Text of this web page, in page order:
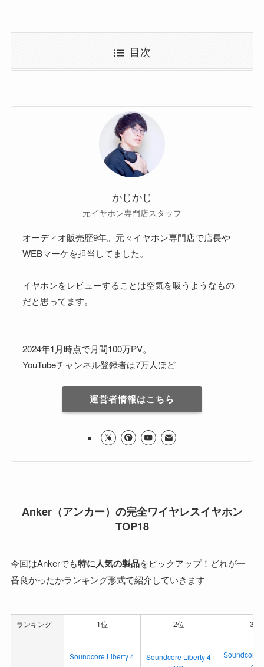
目次
かじかじ
元イヤホン専門店スタッフ
オーディオ販売歴9年。元々イヤホン専門店で店長や
WEBマーケを担当してました。
イヤホンをレビューすることは空気を吸うようなもの
だと思ってます。
2024年1月時点で月間100万PV。
YouTubeチャンネル登録者は7万人ほど
運営者情報はこちら
Anker（アンカー）の完全ワイヤレスイヤホン
TOP18
今回はAnkerでも特に人気の製品をピックアップ！どれが一
番良かったかランキング形式で紹介していきます
ランキング 1位 2位 3位
Soundcore Liberty 4
Soundcore Liberty 4
Soundcore